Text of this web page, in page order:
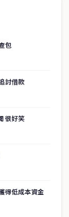
包
討借款
很好笑
得低成本資金